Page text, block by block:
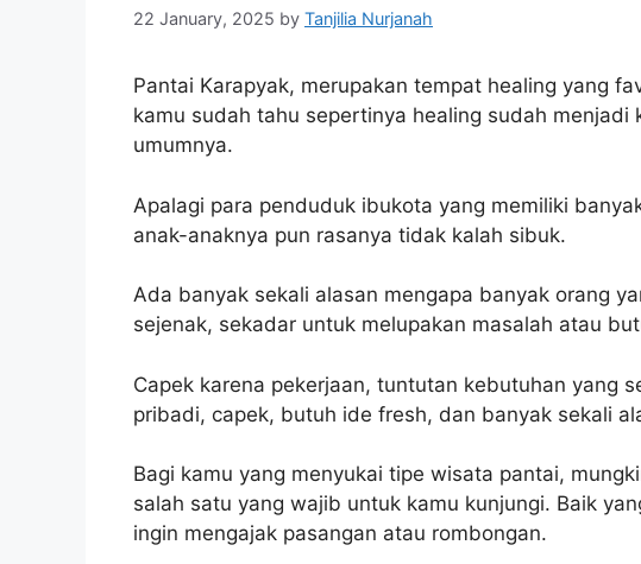
22 January, 2025 by Tanjilia Nurjanah
Pantai Karapyak, merupakan tempat healing yang
kamu sudah tahu sepertinya healing sudah
umumnya.
Apalagi para penduduk ibukota yang memiliki
anak-anaknya pun rasanya tidak kalah sibuk.
Ada banyak sekali alasan mengapa banyak orang
sejenak, sekadar untuk melupakan masalah atau
Capek karena pekerjaan, tuntutan kebutuhan yang
pribadi, capek, butuh ide fresh, dan banyak sekali
Bagi kamu yang menyukai tipe wisata pantai,
salah satu yang wajib untuk kamu kunjungi. Baik
ingin mengajak pasangan atau rombongan.